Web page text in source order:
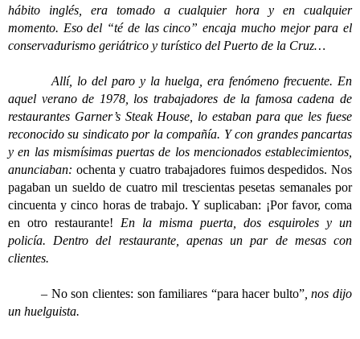
hábito inglés, era tomado a cualquier hora y en cualquier
momento. Eso del “té de las cinco” encaja mucho mejor para el
conservadurismo geriátrico y turístico del Puerto de la Cruz…
Allí, lo del paro y la huelga, era fenómeno frecuente. En
aquel verano de 1978, los trabajadores de la famosa cadena de
restaurantes Garner’s Steak House, lo estaban para que les fuese
reconocido su sindicato por la compañía. Y con grandes pancartas
y en las mismísimas puertas de los mencionados establecimientos,
anunciaban: ochenta y cuatro trabajadores fuimos despedidos. Nos
pagaban un sueldo de cuatro mil trescientas pesetas semanales por
cincuenta y cinco horas de trabajo. Y suplicaban: ¡Por favor, coma
en otro restaurante! En la misma puerta, dos esquiroles y un
policía. Dentro del restaurante, apenas un par de mesas con
clientes.
– No son clientes: son familiares “para hacer bulto”, nos dijo
un huelguista.